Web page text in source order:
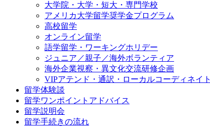
大学院・大学・短大・専門学校
アメリカ大学留学奨学金プログラム
高校留学
オンライン留学
語学留学・ワーキングホリデー
ジュニア／親子／海外ボランティア
海外企業視察・異文化交流研修企画
VIPアテンド・通訳・ローカルコーディネイト
留学体験談
留学ワンポイントアドバイス
留学説明会
留学手続きの流れ